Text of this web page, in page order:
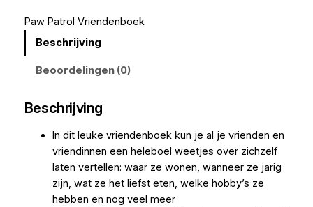
Paw Patrol Vriendenboek
Beschrijving
Beoordelingen (0)
Beschrijving
In dit leuke vriendenboek kun je al je vrienden en
vriendinnen een heleboel weetjes over zichzelf
laten vertellen: waar ze wonen, wanneer ze jarig
zijn, wat ze het liefst eten, welke hobby’s ze
hebben en nog veel meer